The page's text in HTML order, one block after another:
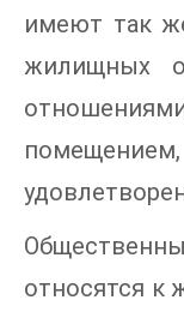
имеют так
жилищных
относятся к